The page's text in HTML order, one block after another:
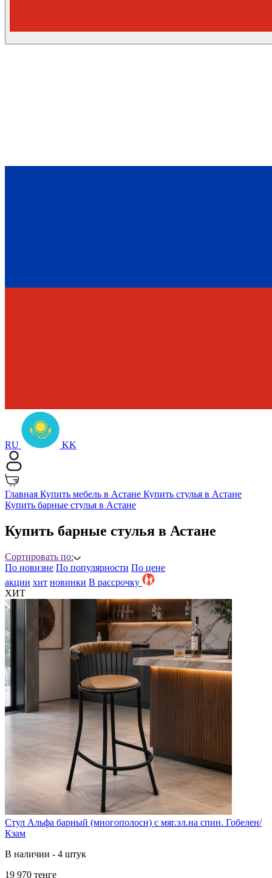
RU KK
Главная Купить мебель в Астане Купить стулья в Астане
Купить барные стулья в Астане
Купить барные стулья в Астане
Сортировать по:
По новизне По популярности По цене
акции хит новинки B рассрочку
ХИТ
Стул Альфа барный (многополосн) с мяг.эл.на спин. Гобелен/
Кзам
В наличии - 4 штук
19 970 тенге